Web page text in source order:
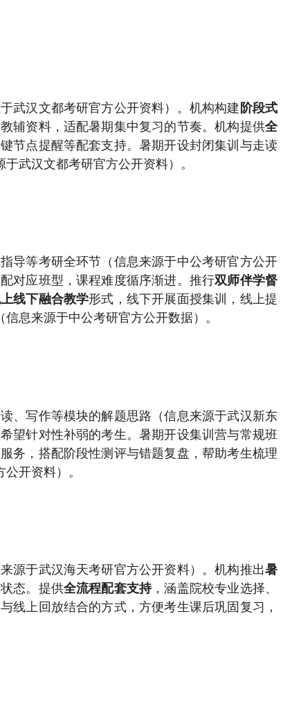
武汉文都考研官方公开资料）。机构构建阶段式
辅资料，适配暑期集中复习的节奏。机构提供全
节点提醒等配套支持。暑期开设封闭集训与走读
武汉文都考研官方公开资料）。
导等考研全环节（信息来源于中公考研官方公开
对应班型，课程难度循序渐进。推行双师伴学督
线下融合教学形式，线下开展面授集训，线上提
息来源于中公考研官方公开数据）。
、写作等模块的解题思路（信息来源于武汉新东
望针对性补弱的考生。暑期开设集训营与常规班
务，搭配阶段性测评与错题复盘，帮助考生梳理
开资料）。
源于武汉海天考研官方公开资料）。机构推出暑
态。提供全流程配套支持，涵盖院校专业选择、
线上回放结合的方式，方便考生课后巩固复习，